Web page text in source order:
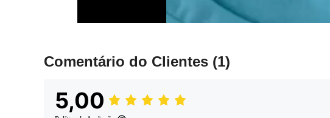
Comentário do Clientes (1)
5,00